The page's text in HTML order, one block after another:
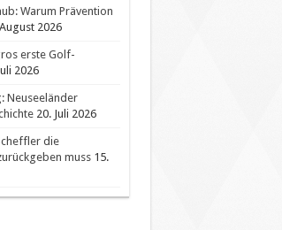
Warum Prävention
2026
erste Golf-
2026
Neuseeländer
20. Juli 2026
die
muss 15.